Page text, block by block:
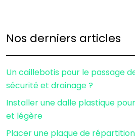
Nos derniers articles
Un caillebotis pour le passage
sécurité et drainage ?
Installer une dalle plastique
et légère
Placer une plaque de